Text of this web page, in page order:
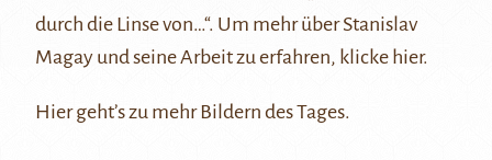
durch die Linse von…“. Um mehr über Stanislav
Magay und seine Arbeit zu erfahren, klicke hier.
Hiergeht’s zu mehr Bildern des Tages.